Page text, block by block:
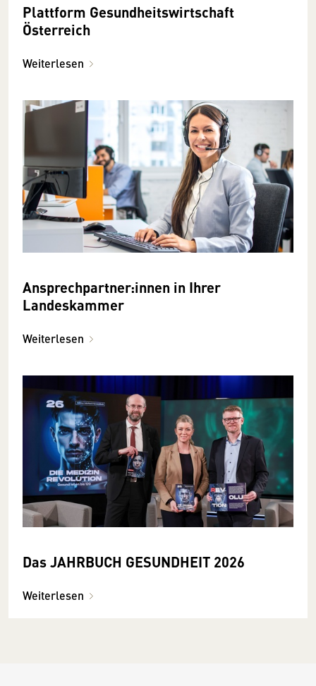
Plattform Gesundheitswirtschaft
Österreich
Weiterlesen
Ansprechpartner:innen in Ihrer
Landeskammer
Weiterlesen
Das JAHRBUCH GESUNDHEIT 2026
Weiterlesen